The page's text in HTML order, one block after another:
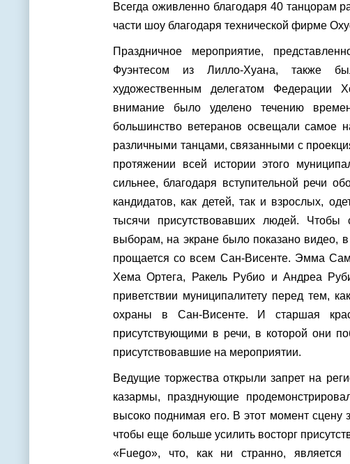
Всегда оживленно благодаря 40 танцорам
части шоу благодаря технической фирме
Праздничное мероприятие,
Фуэнтесом из Лилло-Хуана, также
художественным делегатом Федерации
внимание было уделено течению
большинство ветеранов освещали самое
различными танцами, связанными с
протяжении всей истории этого
сильнее, благодаря вступительной речи
кандидатов, как детей, так и взрослых,
тысячи присутствовавших людей.
выборам, на экране было показано видео,
прощается со всем Сан-Висенте. Эмма
Хема Ортега, Ракель Рубио и Андреа
приветствии муниципалитету перед тем,
охраны в Сан-Висенте. И старшая
присутствующими в речи, в которой они
присутствовавшие на мероприятии.
Ведущие торжества открыли запрет на
казармы, празднующие
высоко поднимая его. В этот момент сцену
чтобы еще больше усилить восторг
«Fuego», что, как ни странно,